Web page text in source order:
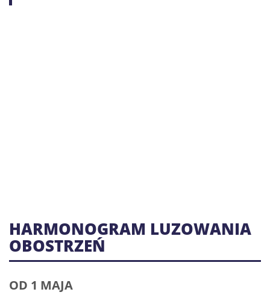
HARMONOGRAM LUZOWANIA
OBOSTRZEŃ
OD 1 MAJA